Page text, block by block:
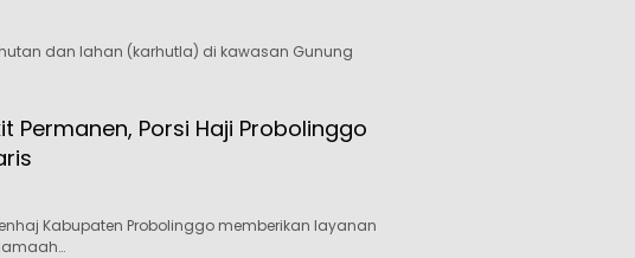
hutan dan lahan (karhutla) di kawasan Gunung
Permanen, Porsi Haji Probolinggo
Kabupaten Probolinggo memberikan layanan